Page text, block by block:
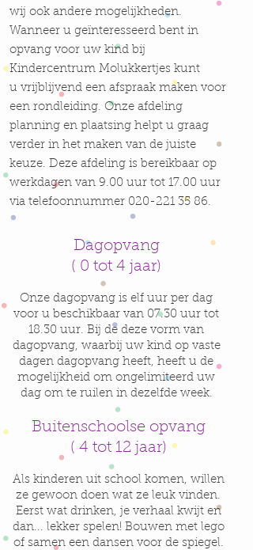
wij ook andere mogelijkheden.
Wanneer u geïnteresseerd bent in
opvang voor uw kind bij
Kindercentrum Molukkertjes kunt
u vrijblijvend een afspraak maken voor
een rondleiding. Onze afdeling
planning en plaatsing helpt u graag
verder in het maken van de juiste
keuze. Deze afdeling is bereikbaar op
werkdagen van 9.00 uur tot 17.00 uur
via telefoonnummer 020-221 35 86.
Dagopvang
( 0 tot 4 jaar)
Onze dagopvang is elf uur per dag
voor u beschikbaar van 07.30 uur tot
18.30 uur. Bij de deze vorm van
dagopvang, waarbij uw kind op vaste
dagen dagopvang heeft, heeft u de
mogelijkheid om ongelimiteerd uw
dag om te ruilen in dezelfde week.
Buitenschoolse opvang
( 4 tot 12 jaar)
Als kinderen uit school komen, willen
ze gewoon doen wat ze leuk vinden.
Eerst wat drinken, je verhaal kwijt en
dan... lekker spelen! Bouwen met lego
of samen een dansen voor de spiegel.